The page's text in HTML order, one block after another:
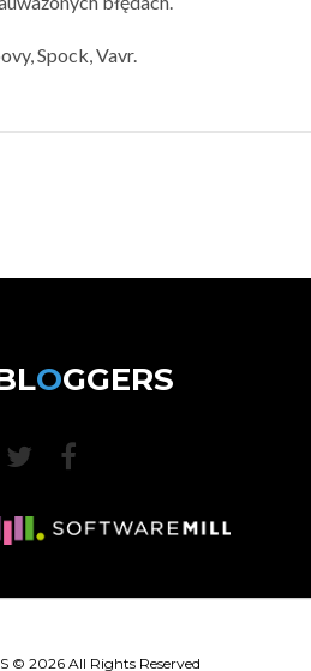
Spock, Vavr.
OGGERS
© 2026All Rights Reserved